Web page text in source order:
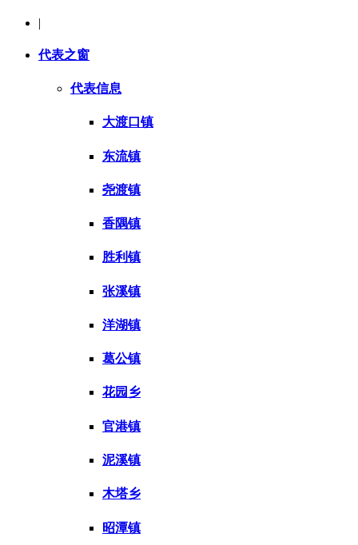
|
代表之窗
代表信息
大渡口镇
东流镇
尧渡镇
香隅镇
胜利镇
张溪镇
洋湖镇
葛公镇
花园乡
官港镇
泥溪镇
木塔乡
昭潭镇